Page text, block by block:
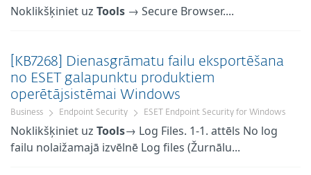
Noklikšķiniet uz Tools → Secure Browser....
[KB7268] Dienasgrāmatu failu eksportēšana
no ESET galapunktu produktiem
operētājsistēmai Windows
Business Endpoint Security ESET Endpoint Security for Windows
Noklikšķiniet uz Tools→ Log Files. 1-1. attēls No log
failu nolaižamajā izvēlnē Log files (Žurnālu...